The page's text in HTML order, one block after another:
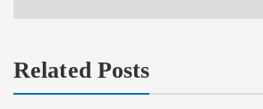
Related Posts